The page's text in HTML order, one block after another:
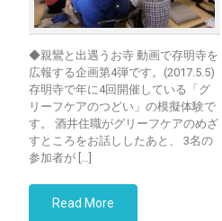
◆親鸞と出遇うお寺 動画で存明寺を
広報する企画第4弾です。(2017.5.5)
存明寺で年に4回開催している「グ
リーフケアのつどい」の模擬体験で
す。 酒井住職がグリーフケアのめざ
すところをお話ししたあと、 3名の
参加者が […]
Read More